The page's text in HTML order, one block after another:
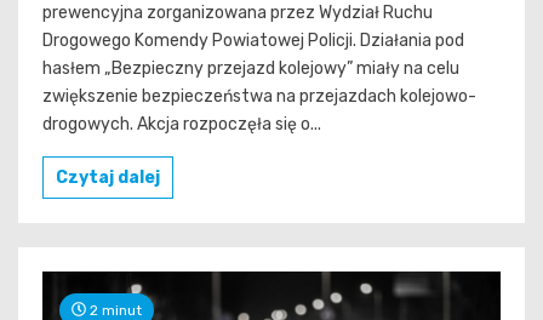
prewencyjna zorganizowana przez Wydział Ruchu
Drogowego Komendy Powiatowej Policji. Działania pod
hasłem „Bezpieczny przejazd kolejowy” miały na celu
zwiększenie bezpieczeństwa na przejazdach kolejowo-
drogowych. Akcja rozpoczęła się o...
Czytaj dalej
2 minut